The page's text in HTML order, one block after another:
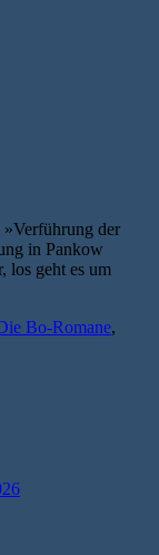
»Verführung der
in Pankow
los geht es um
Bo-Romane,